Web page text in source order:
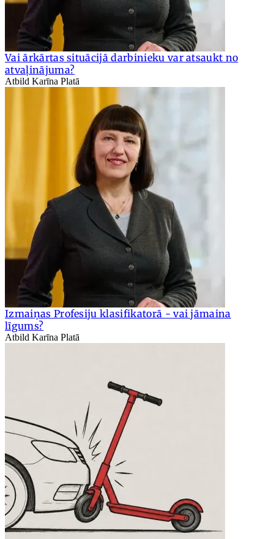
Vai ārkārtas situācijā darbinieku var atsaukt no
atvaļinājuma?
Atbild Karīna Platā
Izmaiņas Profesiju klasifikatorā - vai jāmaina
līgums?
Atbild Karīna Platā